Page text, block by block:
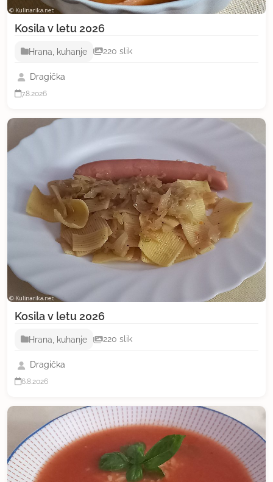
Kosila v letu 2026
Hrana, kuhanje 220 slik
Dragička
7.8.2026
Kosila v letu 2026
Hrana, kuhanje 220 slik
Dragička
6.8.2026